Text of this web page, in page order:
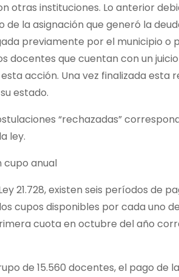
otras instituciones. Lo anterior
de la asignación que generó la
previamente por el municipio o
docentes que cuentan con un
acción. Una vez finalizada esta
estado.
“rechazadas”
ley.
cupo anual
21.728, existen seis períodos de
cupos disponibles por cada uno
cuota en octubre del año
de 15.560 docentes, el pago de